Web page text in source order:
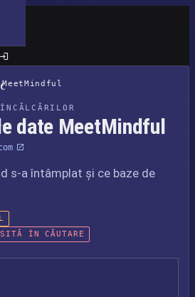
MeetMindful
date MeetMindful
s-a întâmplat și ce baze de
ÎN CĂUTARE